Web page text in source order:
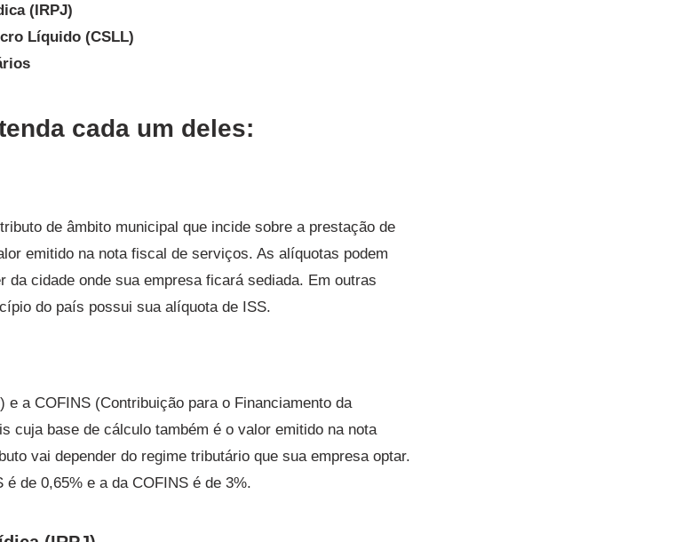
(IRPJ)
Líquido (CSLL)
cada um deles:
de âmbito municipal que incide sobre a prestação de
emitido na nota fiscal de serviços. As alíquotas podem
da cidade onde sua empresa ficará sediada. Em outras
do país possui sua alíquota de ISS.
a COFINS (Contribuição para o Financiamento da
cuja base de cálculo também é o valor emitido na nota
vai depender do regime tributário que sua empresa optar.
de 0,65% e a da COFINS é de 3%.